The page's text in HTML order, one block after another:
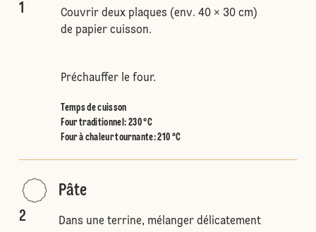
1
Couvrir deux plaques (env. 40 × 30 cm)
de papier cuisson.
Préchauffer le four.
Temps de cuisson
Four traditionnel: 230 °C
Four à chaleur tournante:210 °C
2
Pâte
Dans une terrine, mélanger délicatement